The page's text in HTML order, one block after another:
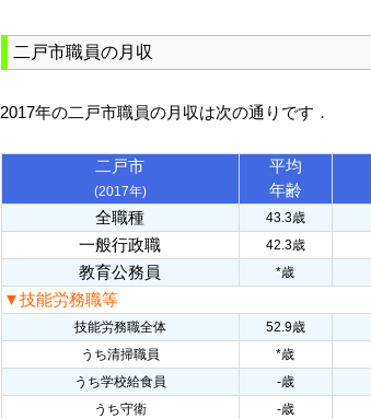
二戸市職員の月収
2017年の二戸市職員の月収は次の通りです．
二戸市
(2017年)
平均
年齢
全職種
43.3歳
一般行政職 42.3歳
教育公務員 *歳
▼技能労務職等
技能労務職全体 52.9歳
うち清掃職員
*歳
うち学校給食員
-歳
うち守衛
-歳